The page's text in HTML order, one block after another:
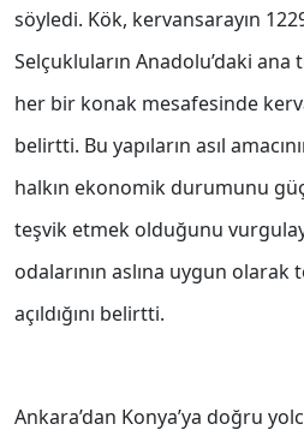
söyledi. Kök, kervansarayın 1229
Selçukluların Anadolu’daki
her bir konak mesafesinde
belirtti. Bu yapıların asıl
halkın ekonomik durumunu
teşvik etmek olduğunu
odalarının aslına uygun
açıldığını belirtti.
Ankara’dan Konya’ya doğru